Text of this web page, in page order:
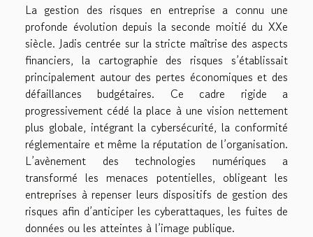
La gestion des risques en entreprise a connu une
profonde évolution depuis la seconde moitié du XXe
siècle. Jadis centrée sur la stricte maîtrise des aspects
financiers, la cartographie des risques s’établissait
principalement autour des pertes économiques et des
défaillances budgétaires. Ce cadre rigide a
progressivement cédé la place à une vision nettement
plus globale, intégrant la cybersécurité, la conformité
réglementaire et même la réputation de l’organisation.
L’avènement des technologies numériques a
transformé les menaces potentielles, obligeant les
entreprises à repenser leurs dispositifs de gestion des
risques afin d’anticiper les cyberattaques, les fuites de
données ou les atteintes à l’image publique.